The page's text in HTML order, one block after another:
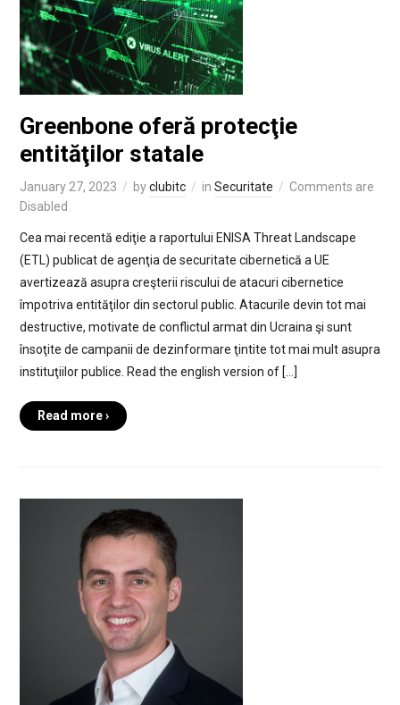
Greenbone oferă protecţie
entităţilor statale
January 27, 2023 byclubitc in Securitate
Comments are
Disabled
Cea mai recentă ediţie a raportului ENISA Threat Landscape
(ETL) publicat de agenţia de securitate cibernetică a UE
avertizează asupra creşterii riscului de atacuri cibernetice
împotriva entităţilor din sectorul public. Atacurile devin tot mai
destructive, motivate de conflictul armat din Ucraina şi sunt
însoţite de campanii de dezinformare ţintite tot mai mult asupra
instituţiilor publice. Read the english version of […]
Read more ›